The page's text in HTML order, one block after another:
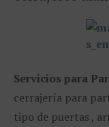
Servicios para
cerrajería para
tipo de puertas ,